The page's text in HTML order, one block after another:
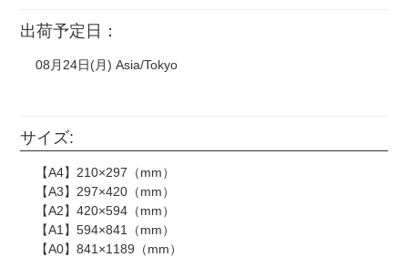
・ウエディングボードや似顔絵などに書かれたキャラクターの
・著作権元の許諾のない二次創作は制作をお断りする場合がご
ます。
・銀行振り込み後でも、制作のお断り・ご注文キャンセルをお
・著作権接触により制作をお断りする場合、お客様がご負担に
金致しません。
・すでにご入金があった場合、銀行振込手数料をのぞいた金額
出荷予定日：
08月24日(月) Asia/Tokyo
サイズ:
【A4】210×297（mm）
【A3】297×420（mm）
【A2】420×594（mm）
【A1】594×841（mm）
【A0】841×1189（mm）